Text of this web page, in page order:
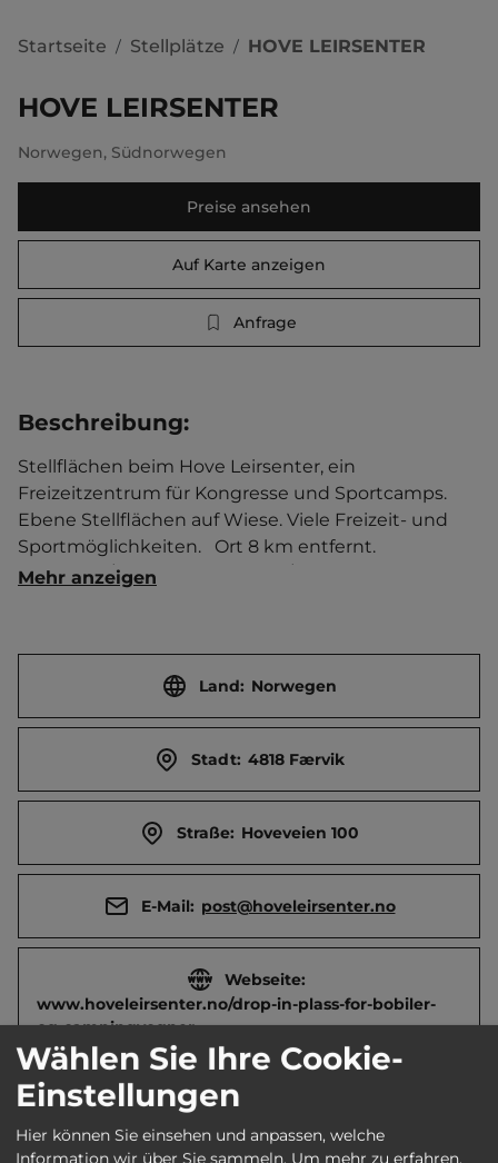
Startseite / Stellplätze / HOVE LEIRSENTER
HOVE LEIRSENTER
Norwegen, Südnorwegen
Preise ansehen
Auf Karte anzeigen
Anfrage
Beschreibung:
Stellflächen beim Hove Leirsenter, ein
Freizeitzentrum für Kongresse und Sportcamps.
Ebene Stellflächen auf Wiese. Viele Freizeit- und
Sportmöglichkeiten.   Ort 8 km entfernt.
Touristen-/Dauerstellplätze 80/0.
Mehr anzeigen
Land: Norwegen
Stadt: 4818 Færvik
Straße: Hoveveien 100
E-Mail: post@hoveleirsenter.no
Webseite:
www.hoveleirsenter.no/drop-in-plass-for-bobiler-
og-campingvogner
Öffnungszeiten:
Wählen Sie Ihre Cookie-
Einstellungen
Hier können Sie einsehen und anpassen, welche
Information wir über Sie sammeln. Um mehr zu erfahren,